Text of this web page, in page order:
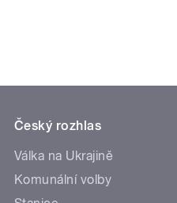
Český rozhlas
Válka na Ukrajině
Komunální volby